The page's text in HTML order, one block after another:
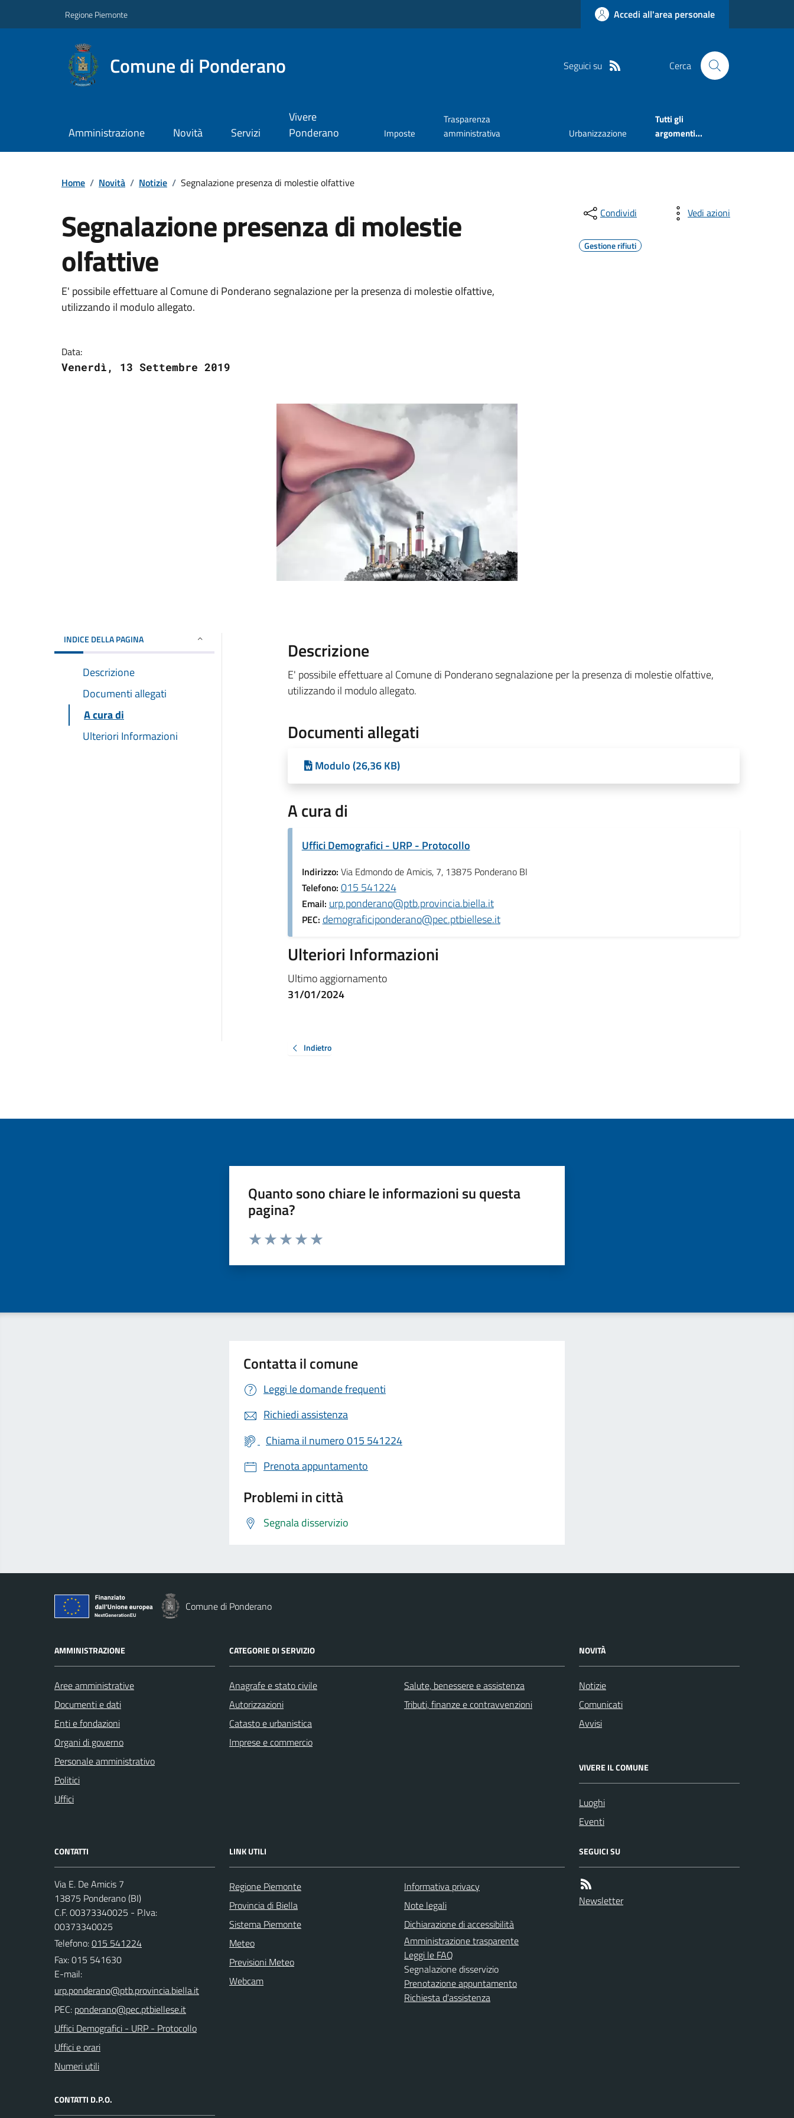
Regione Piemonte Accedi all'area personale
Comune di Ponderano Seguici su Cerca
Amministrazione Novità Servizi
Vivere
Ponderano
Imposte
Trasparenza
amministrativa
Urbanizzazione
Tutti gli
argomenti...
Home / Novità / Notizie / Segnalazione presenza di molestie olfattive
Segnalazione presenza di molestie
olfattive
E' possibile effettuare al Comune di Ponderano segnalazione per la presenza di molestie olfattive,
utilizzando il modulo allegato.
Data:
Venerdì, 13 Settembre 2019
Condividi Vedi azioni
Gestione rifiuti
INDICE DELLA PAGINA
Descrizione
Documenti allegati
A cura di
Ulteriori Informazioni
Descrizione
E' possibile effettuare al Comune di Ponderano segnalazione per la presenza di molestie olfattive,
utilizzando il modulo allegato.
Documenti allegati
Modulo (26,36 KB)
A cura di
Uffici Demografici - URP - Protocollo
Indirizzo: Via Edmondo de Amicis, 7, 13875 Ponderano BI
Telefono: 015 541224
Email: urp.ponderano@ptb.provincia.biella.it
PEC: demograficiponderano@pec.ptbiellese.it
Ulteriori Informazioni
Ultimo aggiornamento
31/01/2024
Indietro
Quanto sono chiare le informazioni su questa
pagina?
Valuta da 1 a 5 stelle la pagina
Contatta il comune
Leggi le domande frequenti
Richiedi assistenza
Chiama il numero 015 541224
Prenota appuntamento
Problemi in città
Segnala disservizio
Comune di Ponderano
AMMINISTRAZIONE
Aree amministrative
Documenti e dati
Enti e fondazioni
Organi di governo
Personale amministrativo
Politici
Uffici
CATEGORIE DI SERVIZIO
Anagrafe e stato civile
Autorizzazioni
Catasto e urbanistica
Imprese e commercio
Salute, benessere e assistenza
Tributi, finanze e contravvenzioni
NOVITÀ
Notizie
Comunicati
Avvisi
VIVERE IL COMUNE
Luoghi
Eventi
CONTATTI
Via E. De Amicis 7
13875 Ponderano (BI)
C.F. 00373340025 - P.Iva:
00373340025
Telefono:015 541224
Fax: 015 541630
E-mail:
PEC:
Uffici Demografici - URP - Protocollo
Uffici e orari
Numeri utili
CONTATTI D.P.O.
LINK UTILI
Regione Piemonte
Provincia di Biella
Sistema Piemonte
Meteo
Previsioni Meteo
Webcam
Informativa privacy
Note legali
Dichiarazione di accessibilità
Amministrazione trasparente
Leggi le FAQ
Segnalazione disservizio
Prenotazione appuntamento
Richiesta d'assistenza
SEGUICI SU
Newsletter